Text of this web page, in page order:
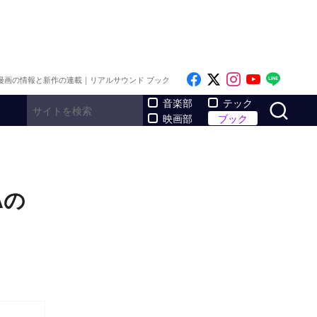
画の情報と新作の連載｜リアルサウンド ブック Like on Facebook
Follow on x
Follow on
Follow
音楽部
映画部
テック
ブック